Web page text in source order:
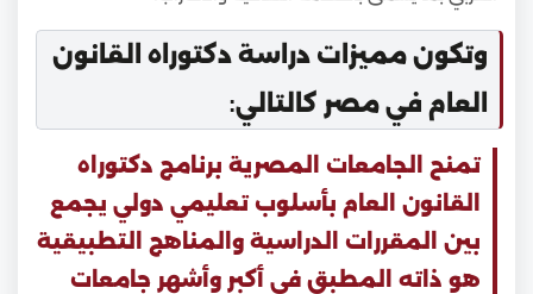
وتكون مميزات دراسة دكتوراه القانون
العام في مصر كالتالي:
تمنح الجامعات المصرية برنامج دكتوراه
القانون العام بأسلوب تعليمي دولي يجمع
بين المقررات الدراسية والمناهج التطبيقية
هو ذاته المطبق في أكبر وأشهر جامعات